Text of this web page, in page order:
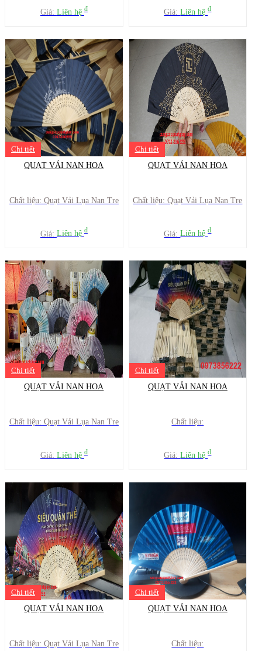
Giá: Liên hệ đ Giá:Liên hệđ
Chi tiết
QUẠT VẢI NAN HOA
Chất liệu: Quạt Vải Lụa Nan Tre
Giá: Liên hệ đ
Chi tiết
QUẠT VẢI NAN HOA
Chất liệu: Quạt Vải Lụa Nan Tre
Giá:Liên hệđ
Chi tiết
QUẠT VẢI NAN HOA
Chất liệu: Quạt Vải Lụa Nan Tre
Giá: Liên hệ đ
Chi tiết
QUẠT VẢI NAN HOA
Chất liệu:
Giá:Liên hệđ
Chi tiết
QUẠT VẢI NAN HOA
Chất liệu: Quạt Vải Lụa Nan Tre
Chi tiết
QUẠT VẢI NAN HOA
Chất liệu: